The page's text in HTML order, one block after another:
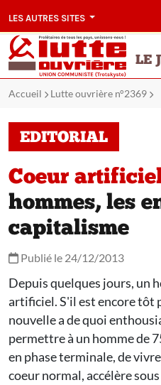
LES AUTRES SITES
LE
Accueil Lutte ouvrière n°2369
EDITORIAL
Coeur
hommes, les
capitalisme
Publié le 24/12/2013
Depuis quelques jours, un
artificiel. S'il est encore tôt
nouvelle a de quoi
permettre à un homme de
en phase terminale, de
coeur normal, accélère